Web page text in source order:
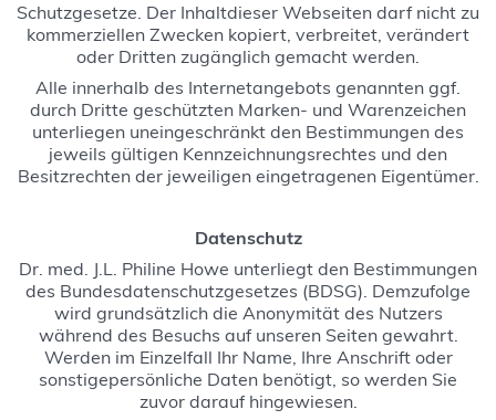
Schutzgesetze. Der Inhaltdieser Webseiten darf nicht zu
kommerziellen Zwecken kopiert, verbreitet, verändert
oder Dritten zugänglich gemacht werden.
Alle innerhalb des Internetangebots genannten ggf.
durch Dritte geschützten Marken- und Warenzeichen
unterliegen uneingeschränkt den Bestimmungen des
jeweils gültigen Kennzeichnungsrechtes und den
Besitzrechten der jeweiligen eingetragenen Eigentümer.
Datenschutz
Dr. med. J.L. Philine Howe unterliegt den Bestimmungen
des Bundesdatenschutzgesetzes (BDSG). Demzufolge
wird grundsätzlich die Anonymität des Nutzers
während des Besuchs auf unseren Seiten gewahrt.
Werden im Einzelfall Ihr Name, Ihre Anschrift oder
sonstigepersönliche Daten benötigt, so werden Sie
zuvor darauf hingewiesen.